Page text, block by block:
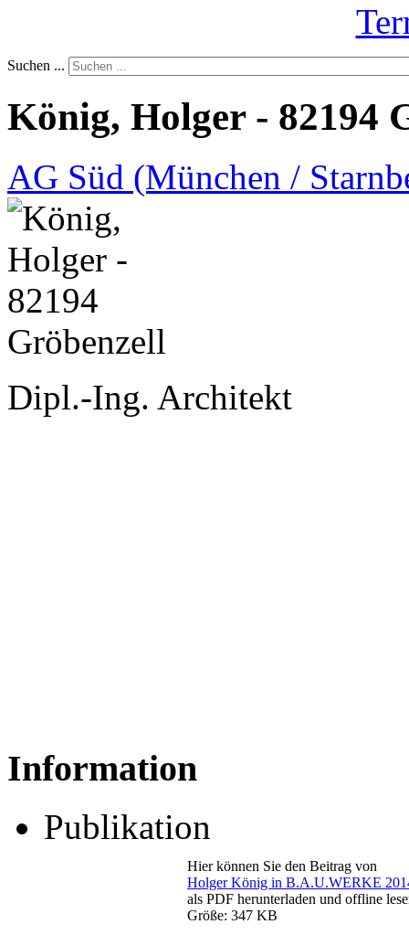
Suchen ...
König, Holger - 82194
AG Süd (München /
Dipl.-Ing. Architekt
Information
Publikation
Hier können Sie den Beitrag von
Holger König in B.A.U.WERKE
als PDF herunterladen und offline
Größe: 347 KB